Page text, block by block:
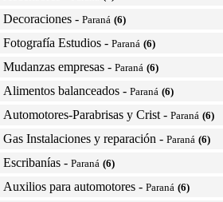
Decoraciones - Paraná (6)
Fotografía Estudios - Paraná (6)
Mudanzas empresas - Paraná (6)
Alimentos balanceados - Paraná (6)
Automotores-Parabrisas y Crist - Paraná (6)
Gas Instalaciones y reparación - Paraná (6)
Escribanías - Paraná (6)
Auxilios para automotores - Paraná (6)